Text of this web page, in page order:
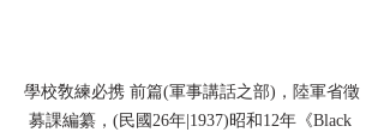
學校敎練必携 前篇(軍事講話之部)，陸軍省徵
募課編纂，(民國26年|1937)昭和12年《Black